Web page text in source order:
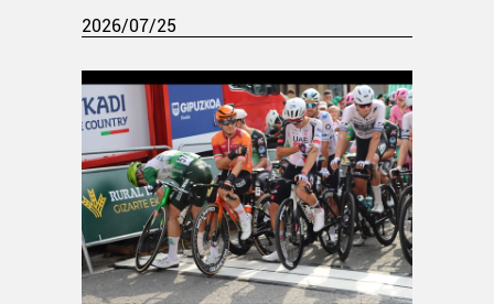
2026/07/25